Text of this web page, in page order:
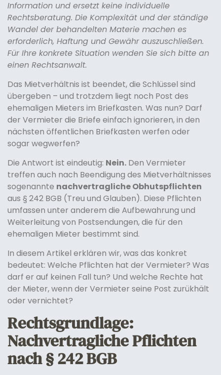
Information und ersetzt keine individuelle
Rechtsberatung. Die Komplexität und der ständige
Wandel der behandelten Materie machen es
erforderlich, Haftung und Gewähr auszuschließen.
Für Ihre konkrete Situation wenden Sie sich bitte an
einen Rechtsanwalt.
Das Mietverhältnis ist beendet, die Schlüssel sind
übergeben – und trotzdem liegt noch Post des
ehemaligen Mieters im Briefkasten. Was nun? Darf
der Vermieter die Briefe einfach ignorieren, in den
nächsten öffentlichen Briefkasten werfen oder
sogar wegwerfen?
Die Antwort ist eindeutig: Nein. Den Vermieter
treffen auch nach Beendigung des Mietverhältnisses
sogenannte nachvertragliche Obhutspflichten
aus § 242 BGB (Treu und Glauben). Diese Pflichten
umfassen unter anderem die Aufbewahrung und
Weiterleitung von Postsendungen, die für den
ehemaligen Mieter bestimmt sind.
In diesem Artikel erklären wir, was das konkret
bedeutet: Welche Pflichten hat der Vermieter? Was
darf er auf keinen Fall tun? Und welche Rechte hat
der Mieter, wenn der Vermieter seine Post zurükhält
oder vernichtet?
Rechtsgrundlage:
Nachvertragliche Pflichten
nach § 242 BGB